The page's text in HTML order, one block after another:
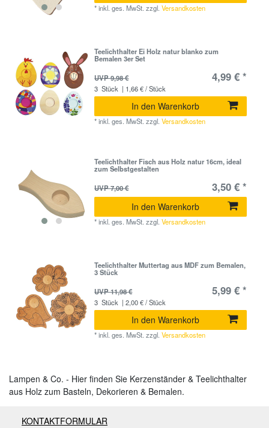
*inkl. ges. MwSt. zzgl.Versandkosten
Teelichthalter Ei Holz natur blanko zum
Bemalen 3er Set
UVP 9,98 €
4,99 € *
3 Stück | 1,66 € / Stück
In den Warenkorb
*inkl. ges. MwSt. zzgl.Versandkosten
Teelichthalter Fisch aus Holz natur 16cm, ideal
zum Selbstgestalten
UVP 7,00 €
3,50 € *
In den Warenkorb
*inkl. ges. MwSt. zzgl.Versandkosten
Teelichthalter Muttertag aus MDF zum Bemalen,
3 Stück
UVP 11,98 €
5,99 € *
3 Stück | 2,00 € / Stück
In den Warenkorb
*inkl. ges. MwSt. zzgl.Versandkosten
Lampen & Co. - Hier finden Sie Kerzenständer & Teelichthalter
aus Holz zum Basteln, Dekorieren & Bemalen.
KONTAKTFORMULAR